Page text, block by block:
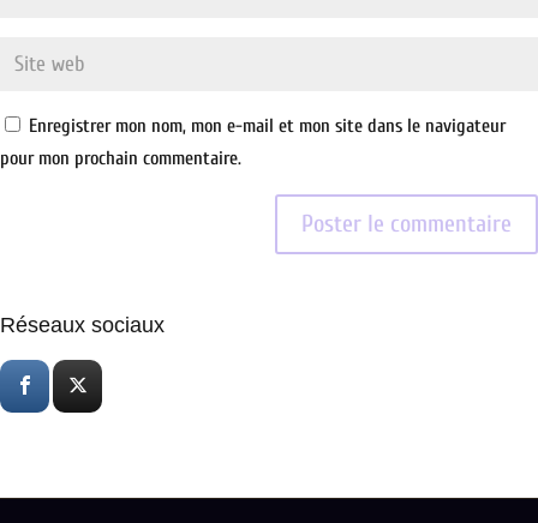
Enregistrer mon nom, mon e-mail et mon site dans le navigateur
pour mon prochain commentaire.
Réseaux sociaux